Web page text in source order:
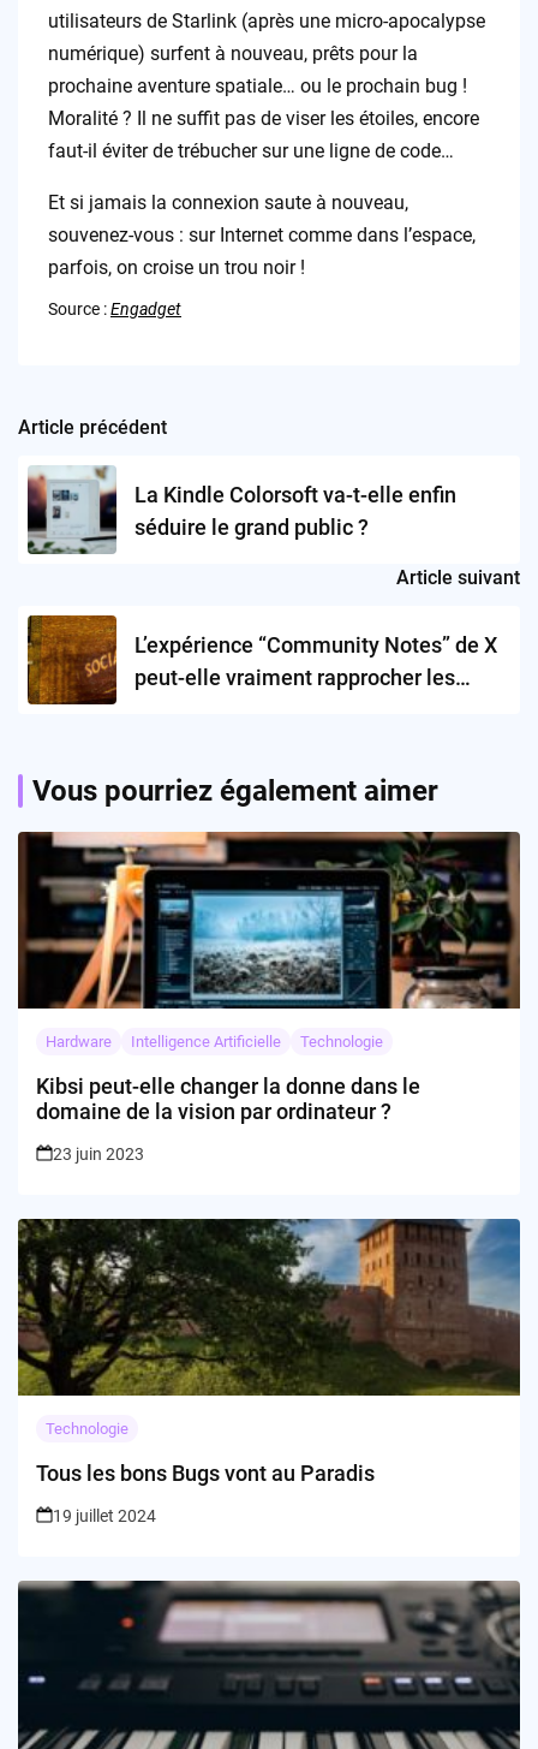
utilisateurs de Starlink (après une micro-apocalypse
numérique) surfent à nouveau, prêts pour la
prochaine aventure spatiale… ou le prochain bug !
Moralité ? Il ne suffit pas de viser les étoiles, encore
faut-il éviter de trébucher sur une ligne de code…
Et si jamais la connexion saute à nouveau,
souvenez-vous : sur Internet comme dans l’espace,
parfois, on croise un trou noir !
Source :Engadget
Post
navigation
Article précédent
La Kindle Colorsoft va-t-elle enfin
séduire le grand public ?
Article suivant
L’expérience “Community Notes” de X
peut-elle vraiment rapprocher les
Vous pourriez également aimer
Hardware Intelligence Artificielle Technologie
Kibsi peut-elle changer la donne dans le
domaine de la vision par ordinateur ?
23 juin 2023
Technologie
Tous les bons Bugs vont au Paradis
19 juillet 2024